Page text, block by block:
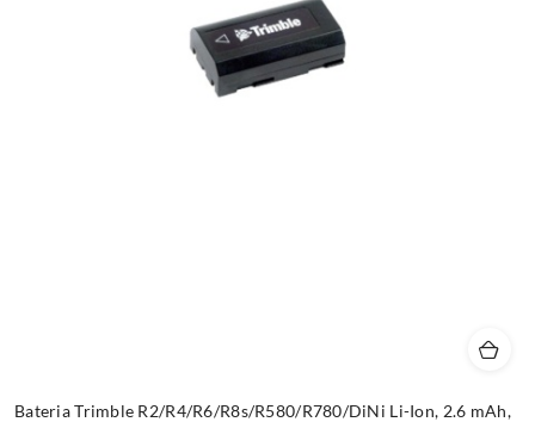
Bateria Trimble R2/R4/R6/R8s/R580/R780/DiNi Li-Ion, 2.6 mAh,